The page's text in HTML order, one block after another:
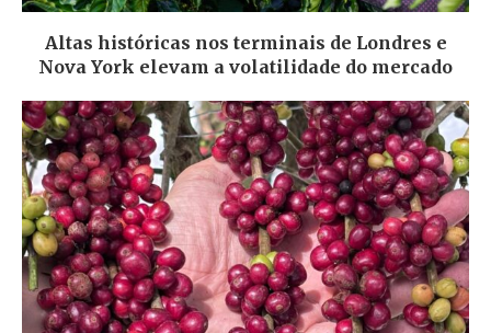
Altas históricas nos terminais de Londres e
Nova York elevam a volatilidade do mercado